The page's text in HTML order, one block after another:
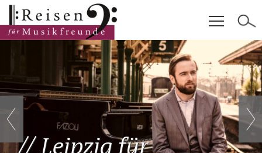
Hauptinhalt Fußzeile Cookie-Einstellungen
Leipzig für